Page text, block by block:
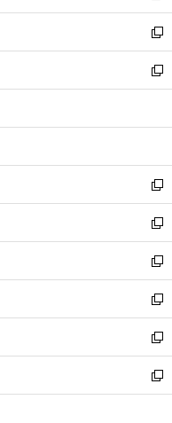
開
く
ン
ド
ウ
で
開
ウ
ィ
ン
ド
ウ
開
し
い
ウ
ィ
ン
ウ
開
く
新
し
い
ウ
ン
ウ
で
開
く
新
し
ウ
ン
ド
ウ
で
開
く
新
し
い
ウ
ィ
ン
ド
ウ
で
開
く
新
し
い
ウ
ィ
ン
ド
ウ
で
開
新
し
い
ウ
ィ
ン
ド
ウ
新
し
い
ウ
ィ
ン
新
し
い
ウ
新
し